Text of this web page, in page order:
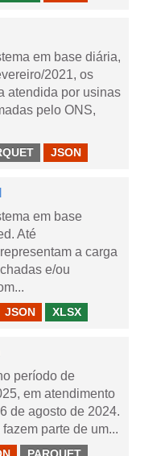
em base diária,
2021, os
atendida por usinas
pelo ONS,
JSON
em base
Até
a carga
e/ou
JSON XLSX
período de
em atendimento
de agosto de 2024.
parte de um...